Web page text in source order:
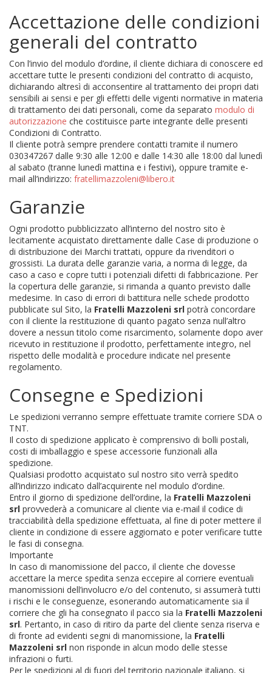
Accettazione delle condizioni
generali del contratto
Con l’invio del modulo d’ordine, il cliente dichiara di conoscere ed
accettare tutte le presenti condizioni del contratto di acquisto,
dichiarando altresì di acconsentire al trattamento dei propri dati
sensibili ai sensi e per gli effetti delle vigenti normative in materia
di trattamento dei dati personali, come da separato modulo di
autorizzazione che costituisce parte integrante delle presenti
Condizioni di Contratto.
Il cliente potrà sempre prendere contatti tramite il numero
030347267 dalle 9:30 alle 12:00 e dalle 14:30 alle 18:00 dal lunedì
al sabato (tranne lunedì mattina e i festivi), oppure tramite e-
mail all’indirizzo: fratellimazzoleni@libero.it
Garanzie
Ogni prodotto pubblicizzato all’interno del nostro sito è
lecitamente acquistato direttamente dalle Case di produzione o
di distribuzione dei Marchi trattati, oppure da rivenditori o
grossisti. La durata delle garanzie varia, a norma di legge, da
caso a caso e copre tutti i potenziali difetti di fabbricazione. Per
la copertura delle garanzie, si rimanda a quanto previsto dalle
medesime. In caso di errori di battitura nelle schede prodotto
pubblicate sul Sito, la Fratelli Mazzoleni srl potrà concordare
con il cliente la restituzione di quanto pagato senza null’altro
dovere a nessun titolo come risarcimento, solamente dopo aver
ricevuto in restituzione il prodotto, perfettamente integro, nel
rispetto delle modalità e procedure indicate nel presente
regolamento.
Consegne e Spedizioni
Le spedizioni verranno sempre effettuate tramite corriere SDA o
TNT.
Il costo di spedizione applicato è comprensivo di bolli postali,
costi di imballaggio e spese accessorie funzionali alla
spedizione.
Qualsiasi prodotto acquistato sul nostro sito verrà spedito
all’indirizzo indicato dall’acquirente nel modulo d’ordine.
Entro il giorno di spedizione dell’ordine, la Fratelli Mazzoleni
srl provvederà a comunicare al cliente via e-mail il codice di
tracciabilità della spedizione effettuata, al fine di poter mettere il
cliente in condizione di essere aggiornato e poter verificare tutte
le fasi di consegna.
Importante
In caso di manomissione del pacco, il cliente che dovesse
accettare la merce spedita senza eccepire al corriere eventuali
manomissioni dell’involucro e/o del contenuto, si assumerà tutti
i rischi e le conseguenze, esonerando automaticamente sia il
corriere che gli ha consegnato il pacco sia la Fratelli Mazzoleni
srl. Pertanto, in caso di ritiro da parte del cliente senza riserva e
di fronte ad evidenti segni di manomissione, la Fratelli
Mazzoleni srl non risponde in alcun modo delle stesse
infrazioni o furti.
Per le spedizioni al di fuori del territorio nazionale italiano, si